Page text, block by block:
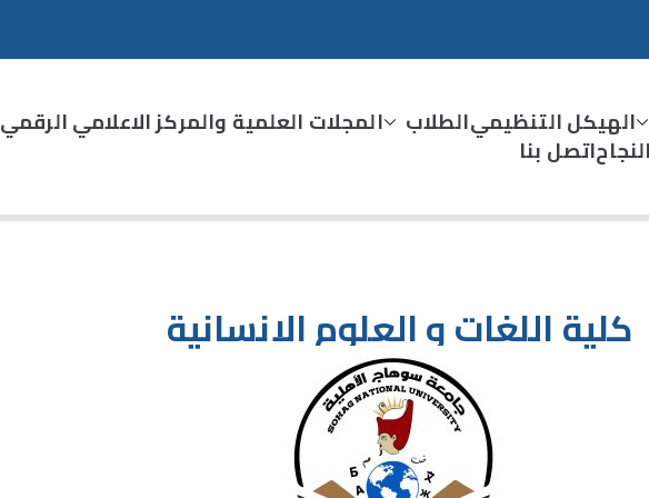
الهيكل التنظيميالطلاب المجلات العلمية والمركز الاعلامي الرقمي
اتصل بنا
كلية اللغات و العلوم الانسانية